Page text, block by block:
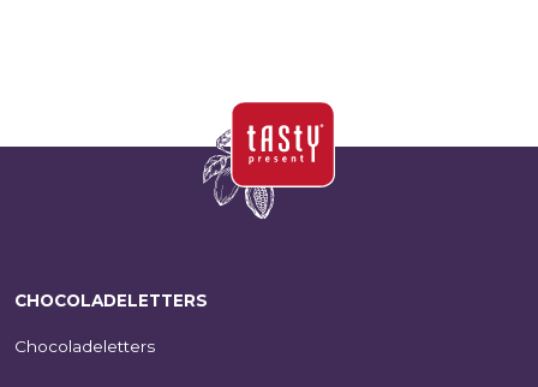
CHOCOLADELETTERS
Chocoladeletters